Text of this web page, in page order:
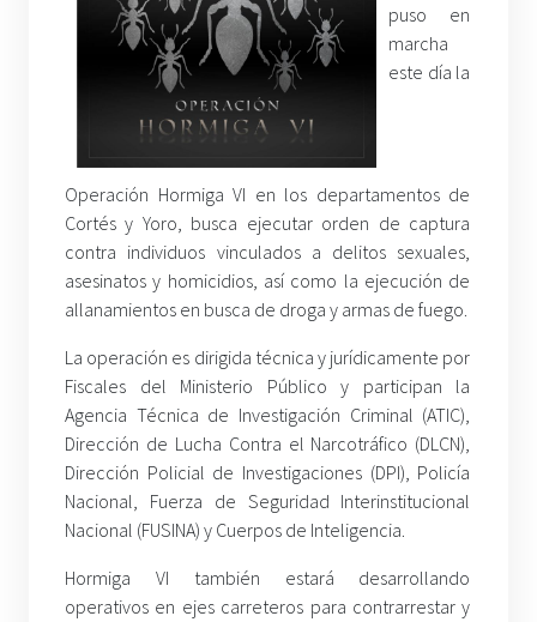
puso en
marcha
este día la
Operación Hormiga VI en los departamentos de
Cortés y Yoro, busca ejecutar orden de captura
contra individuos vinculados a delitos sexuales,
asesinatos y homicidios, así como la ejecución de
allanamientos en busca de droga y armas de fuego.
La operación es dirigida técnica y jurídicamente por
Fiscales del Ministerio Público y participan la
Agencia Técnica de Investigación Criminal (ATIC),
Dirección de Lucha Contra el Narcotráfico (DLCN),
Dirección Policial de Investigaciones (DPI), Policía
Nacional, Fuerza de Seguridad Interinstitucional
Nacional (FUSINA) y Cuerpos de Inteligencia.
Hormiga VI también estará desarrollando
operativos en ejes carreteros para contrarrestar y